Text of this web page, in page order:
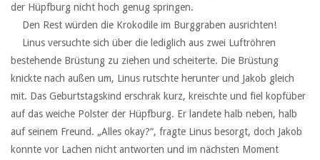
der Hüpfburg nicht hoch genug springen.
‏ ‏ ‏Den Rest würden die Krokodile im Burggraben ausrichten!
bestehende Brüstung zu ziehen und scheiterte. Die Brüstung
knickte nach außen um, Linus rutschte herunter und Jakob gleich
mit. Das Geburtstagskind erschrak kurz, kreischte und fiel kopfüber
auf das weiche Polster der Hüpfburg. Er landete halb neben, halb
auf seinem Freund. „Alles okay?“, fragte Linus besorgt, doch Jakob
konnte vor Lachen nicht antworten und im nächsten Moment